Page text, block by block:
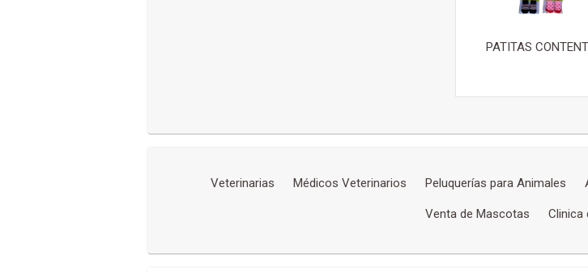
PATITAS
Veterinarias Médicos Veterinarios Peluquerías para Animales
Venta de Mascotas Clinica